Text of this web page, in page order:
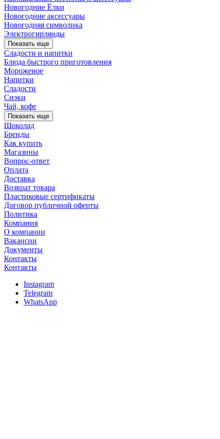
Новогодние Ёлки
Новогодние аксессуары
Новогодняя символика
Электрогирлянды
Показать еще
Сладости и напитки
Блюда быстрого приготовления
Мороженое
Напитки
Сладости
Снэки
Чай, кофе
Показать еще
Шоколад
Бренды
Как купить
Магазины
Вопрос-ответ
Оплата
Доставка
Возврат товара
Пластиковые сертификаты
Договор публичной оферты
Политика
Компания
О компании
Вакансии
Документы
Контакты
Контакты
Instagram
Telegram
WhatsApp